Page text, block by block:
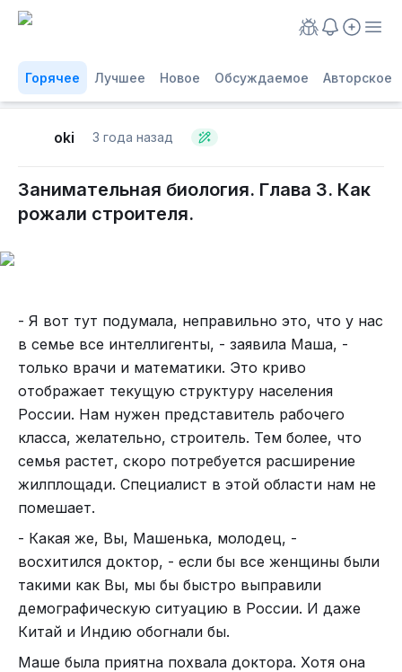
Горячее Лучшее Новое Обсуждаемое Авторское
oki 3 года назад
Занимательная биология. Глава 3. Как
рожали строителя.
- Я вот тут подумала, неправильно это, что у нас
в семье все интеллигенты, - заявила Маша, -
только врачи и математики. Это криво
отображает текущую структуру населения
России. Нам нужен представитель рабочего
класса, желательно, строитель. Тем более, что
семья растет, скоро потребуется расширение
жилплощади. Специалист в этой области нам не
помешает.
- Какая же, Вы, Машенька, молодец, -
восхитился доктор, - если бы все женщины были
такими как Вы, мы бы быстро выправили
демографическую ситуацию в России. И даже
Китай и Индию обогнали бы.
Маше была приятна похвала доктора. Хотя она